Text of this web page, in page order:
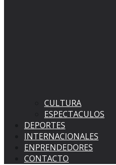
CULTURA
ESPECTACULOS
DEPORTES
INTERNACIONALES
ENPRENDEDORES
CONTACTO